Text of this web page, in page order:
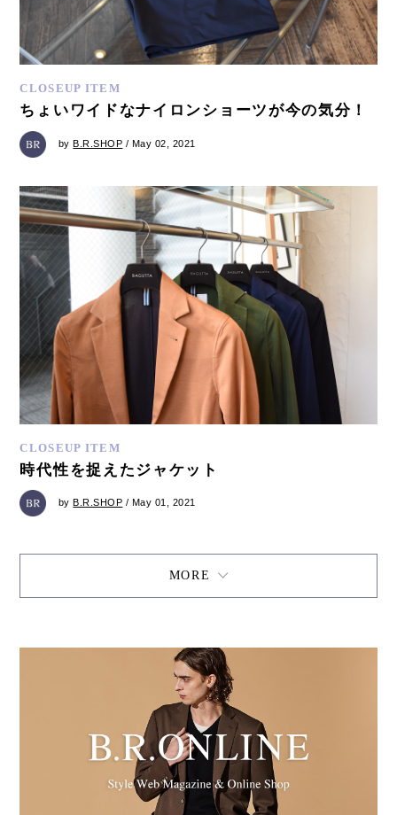
CLOSEUP ITEM
ちょいワイドなナイロンショーツが今の気分！
byB.R.SHOP / May 02, 2021
CLOSEUP ITEM
時代性を捉えたジャケット
by B.R.SHOP / May 01, 2021
MORE